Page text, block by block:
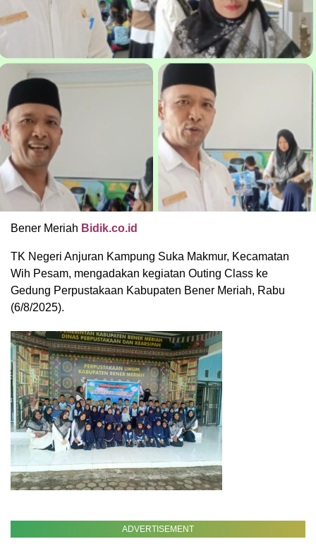
Bener Meriah Bidik.co.id
TK Negeri Anjuran Kampung Suka Makmur, Kecamatan
Wih Pesam, mengadakan kegiatan Outing Class ke
Gedung Perpustakaan Kabupaten Bener Meriah, Rabu
(6/8/2025).
ADVERTISEMENT